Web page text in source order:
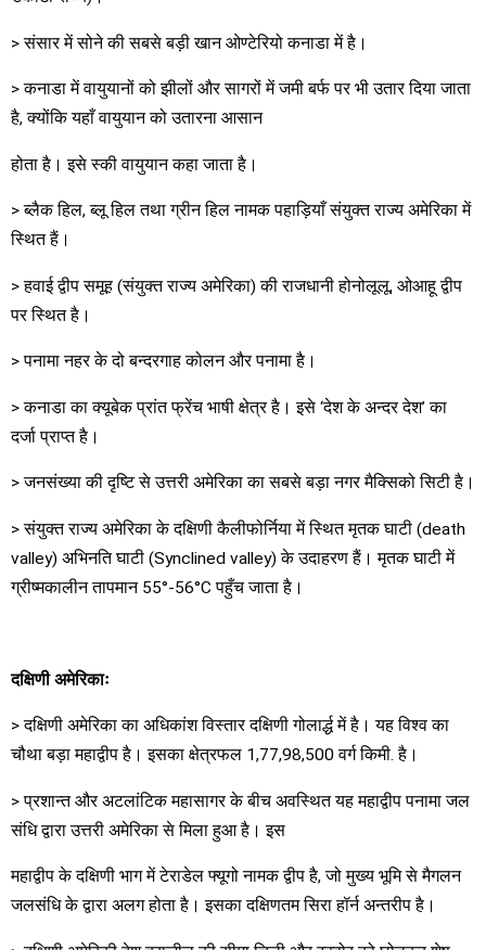
> संसार में सोने की सबसे बड़ी खान ओण्टेरियो कनाडा में है।
> कनाडा में वायुयानों को झीलों और सागरों में जमी बर्फ पर भी उतार दिया जाता
है, क्योंकि यहाँ वायुयान को उतारना आसान
होता है। इसे स्की वायुयान कहा जाता है।
> ब्लैक हिल, ब्लू हिल तथा ग्रीन हिल नामक पहाड़ियाँ संयुक्त राज्य अमेरिका में
स्थित हैं।
> हवाई द्वीप समूह (संयुक्त राज्य अमेरिका) की राजधानी होनोलूलू, ओआहू द्वीप
पर स्थित है।
> पनामा नहर के दो बन्दरगाह कोलन और पनामा है।
> कनाडा का क्यूबेक प्रांत फ्रेंच भाषी क्षेत्र है। इसे ‘देश के अन्दर देश’ का
दर्जा प्राप्त है।
> जनसंख्या की दृष्टि से उत्तरी अमेरिका का सबसे बड़ा नगर मैक्सिको सिटी है।
> संयुक्त राज्य अमेरिका के दक्षिणी कैलीफोर्निया में स्थित मृतक घाटी (death
valley) अभिनति घाटी (Synclined valley) के उदाहरण हैं। मृतक घाटी में
ग्रीष्मकालीन तापमान 55°-56°C पहुँच जाता है।
दक्षिणी अमेरिकाः
> दक्षिणी अमेरिका का अधिकांश विस्तार दक्षिणी गोलार्द्ध में है। यह विश्व का
चौथा बड़ा महाद्वीप है। इसका क्षेत्रफल 1,77,98,500 वर्ग किमी. है।
> प्रशान्त और अटलांटिक महासागर के बीच अवस्थित यह महाद्वीप पनामा जल
संधि द्वारा उत्तरी अमेरिका से मिला हुआ है। इस
महाद्वीप के दक्षिणी भाग में टेराडेल फ्यूगो नामक द्वीप है, जो मुख्य भूमि से मैगलन
जलसंधि के द्वारा अलग होता है। इसका दक्षिणतम सिरा हॉर्न अन्तरीप है।